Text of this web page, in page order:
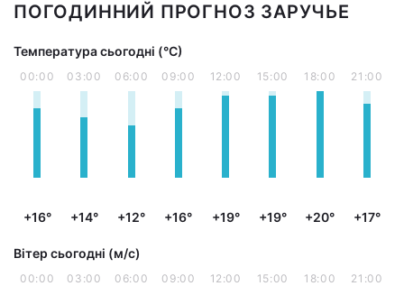
ПОГОДИННИЙ ПРОГНОЗ ЗАРУЧЬЕ
Температура сьогодні (°С)
00:00
+16°
03:00
+14°
06:00
+12°
09:00
+16°
12:00
+19°
15:00
+19°
18:00
+20°
21:00
+17°
Вітер сьогодні (м/с)
00:00 03:00 06:00 09:00 12:00 15:00 18:00 21:00